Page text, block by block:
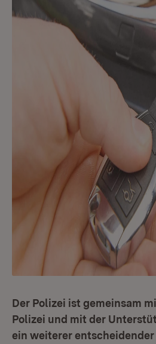
Der Polizei ist gemeinsam
Polizei und mit der
ein weiterer